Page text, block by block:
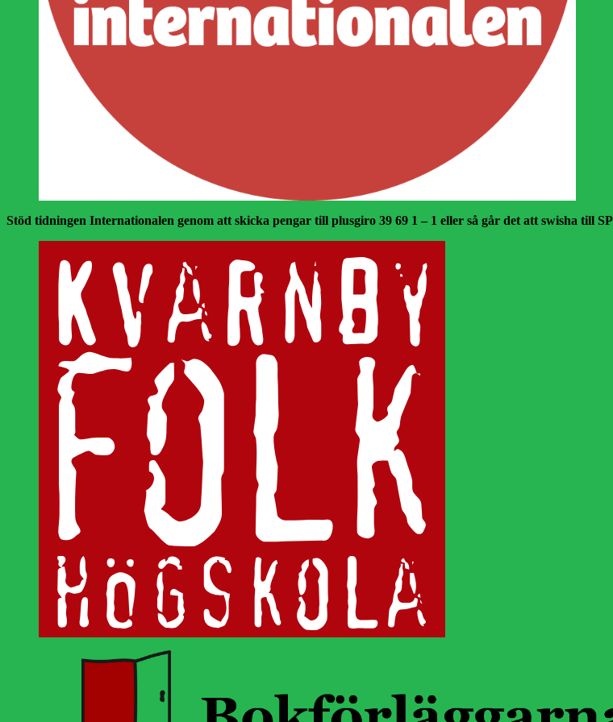
Stöd tidningen Internationalen genom att skicka pengar till plusgiro 39 69 1 – 1 eller så går det att swisha till